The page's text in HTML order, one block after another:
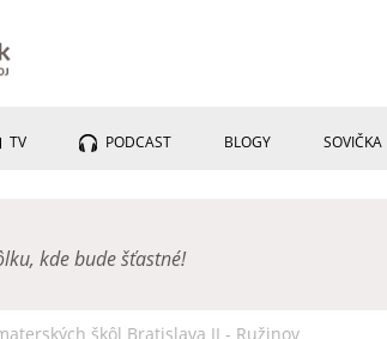
TV PODCAST BLOGY SOVIČKA
kde bude šťastné!
škôl Bratislava II - Ružinov